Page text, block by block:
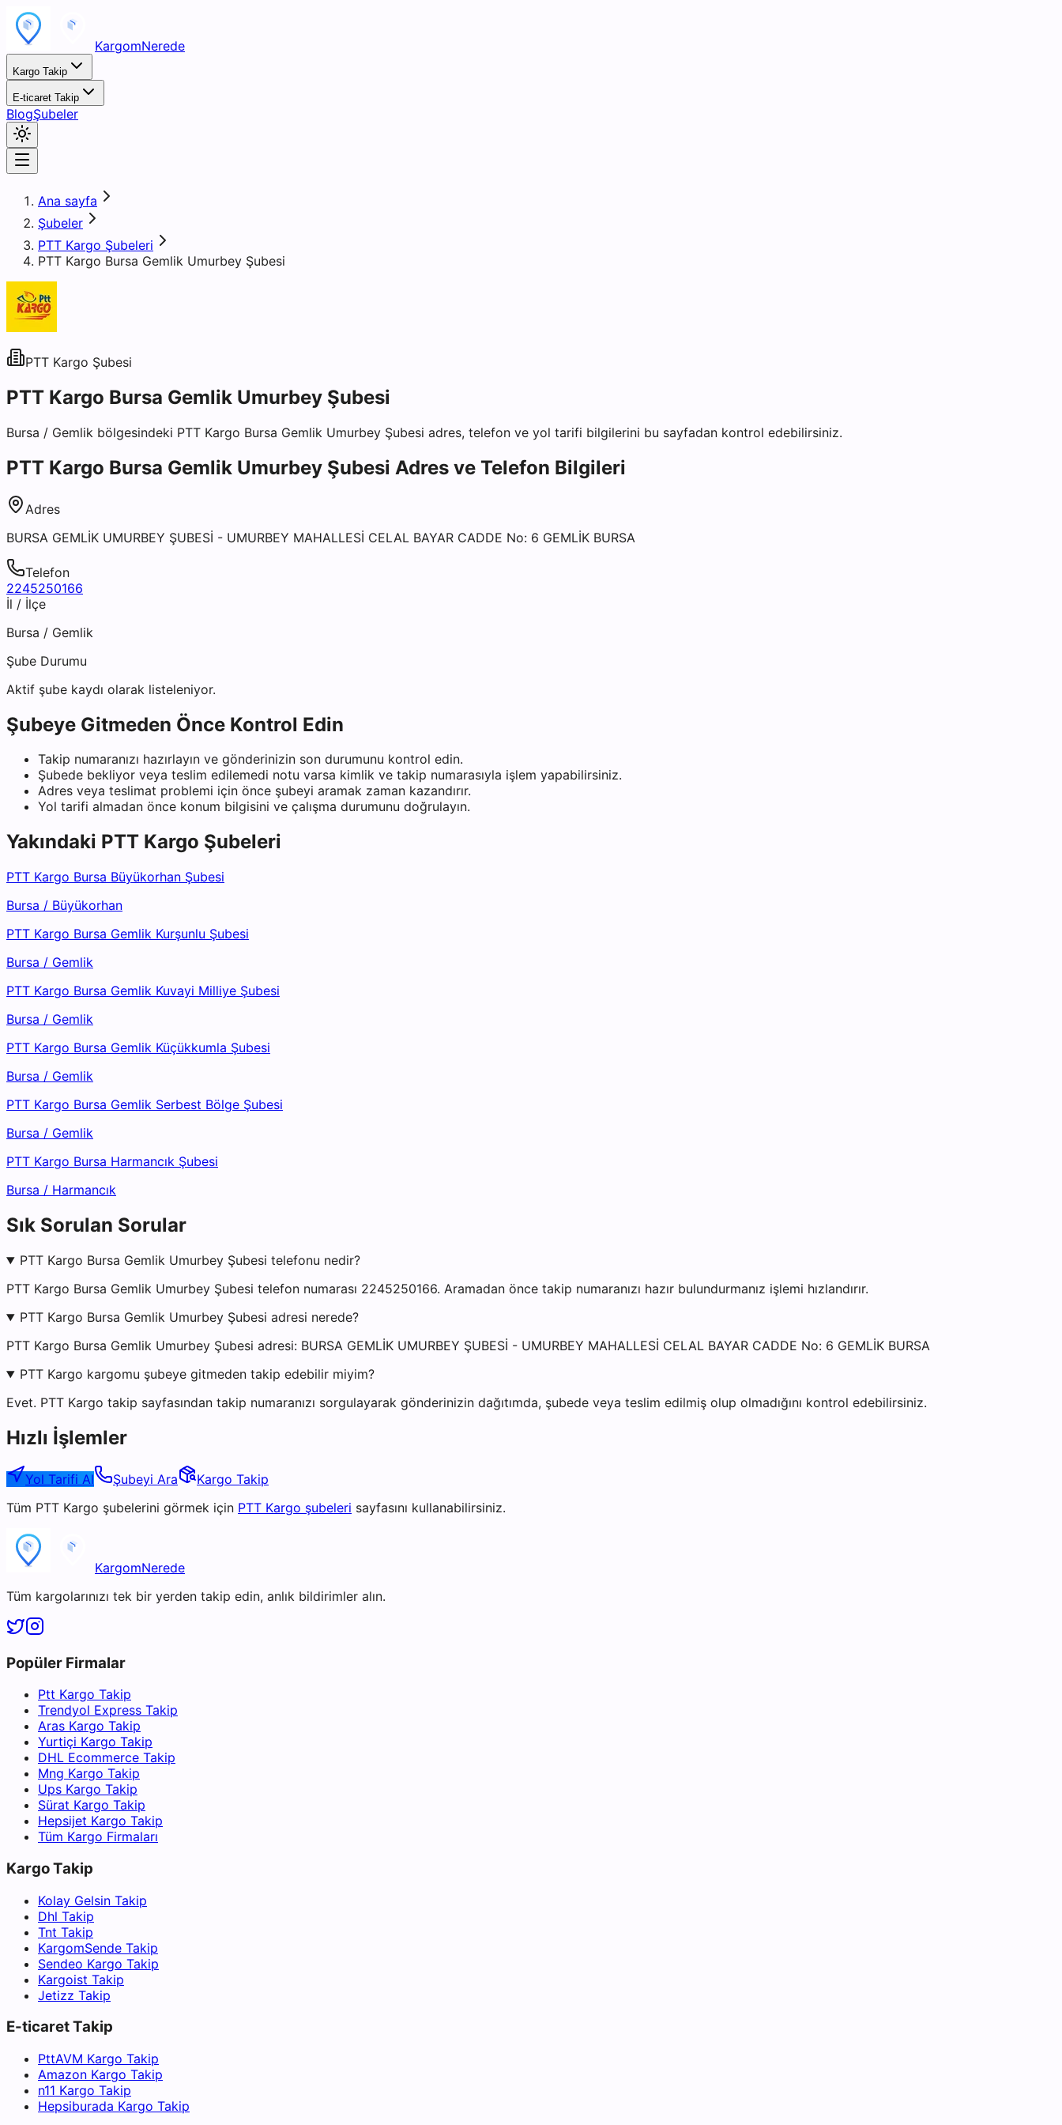
KargomNerede
Kargo Takip
E-ticaret Takip
BlogŞubeler
Ana sayfa
Şubeler
PTT Kargo Şubeleri
PTT Kargo Bursa Gemlik Umurbey Şubesi
PTT Kargo Şubesi
PTT Kargo Bursa Gemlik Umurbey Şubesi
Bursa / Gemlik bölgesindeki PTT Kargo Bursa Gemlik Umurbey Şubesi adres, telefon ve yol tarifi bilgilerini bu sayfadan kontrol edebilirsiniz.
PTT Kargo Bursa Gemlik Umurbey Şubesi Adres ve Telefon Bilgileri
Adres
BURSA GEMLİK UMURBEY ŞUBESİ - UMURBEY MAHALLESİ CELAL BAYAR CADDE No: 6 GEMLİK BURSA
Telefon
2245250166
İl / İlçe
Bursa / Gemlik
Şube Durumu
Aktif şube kaydı olarak listeleniyor.
Şubeye Gitmeden Önce Kontrol Edin
Takip numaranızı hazırlayın ve gönderinizin son durumunu kontrol edin.
Şubede bekliyor veya teslim edilemedi notu varsa kimlik ve takip numarasıyla işlem yapabilirsiniz.
Adres veya teslimat problemi için önce şubeyi aramak zaman kazandırır.
Yol tarifi almadan önce konum bilgisini ve çalışma durumunu doğrulayın.
Yakındaki PTT Kargo Şubeleri
PTT Kargo Bursa Büyükorhan Şubesi
Bursa / Büyükorhan
PTT Kargo Bursa Gemlik Kurşunlu Şubesi
Bursa / Gemlik
PTT Kargo Bursa Gemlik Kuvayi Milliye Şubesi
Bursa / Gemlik
PTT Kargo Bursa Gemlik Küçükkumla Şubesi
Bursa / Gemlik
PTT Kargo Bursa Gemlik Serbest Bölge Şubesi
Bursa / Gemlik
PTT Kargo Bursa Harmancık Şubesi
Bursa / Harmancık
Sık Sorulan Sorular
PTT Kargo Bursa Gemlik Umurbey Şubesi telefonu nedir?
PTT Kargo Bursa Gemlik Umurbey Şubesi telefon numarası 2245250166. Aramadan önce takip numaranızı hazır bulundurmanız işlemi hızlandırır.
PTT Kargo Bursa Gemlik Umurbey Şubesi adresi nerede?
PTT Kargo Bursa Gemlik Umurbey Şubesi adresi: BURSA GEMLİK UMURBEY ŞUBESİ - UMURBEY MAHALLESİ CELAL BAYAR CADDE No: 6 GEMLİK BURSA
PTT Kargo kargomu şubeye gitmeden takip edebilir miyim?
Evet. PTT Kargo takip sayfasından takip numaranızı sorgulayarak gönderinizin dağıtımda, şubede veya teslim edilmiş olup olmadığını kontrol edebilirsiniz.
Hızlı İşlemler
Yol Tarifi Al Şubeyi Ara
Kargo Takip
Tüm PTT Kargo şubelerini görmek için PTT Kargo şubeleri sayfasını kullanabilirsiniz.
KargomNerede
Tüm kargolarınızı tek bir yerden takip edin, anlık bildirimler alın.
Popüler Firmalar
Ptt Kargo Takip
Trendyol Express Takip
Aras Kargo Takip
Yurtiçi Kargo Takip
DHL Ecommerce Takip
Mng Kargo Takip
Ups Kargo Takip
Sürat Kargo Takip
Hepsijet Kargo Takip
Tüm Kargo Firmaları
Kargo Takip
Kolay Gelsin Takip
Dhl Takip
Tnt Takip
KargomSende Takip
Sendeo Kargo Takip
Kargoist Takip
Jetizz Takip
E-ticaret Takip
PttAVM Kargo Takip
Amazon Kargo Takip
n11 Kargo Takip
Hepsiburada Kargo Takip